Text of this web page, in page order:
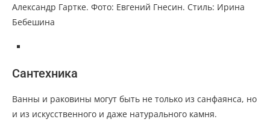
Александр Гартке. Фото: Евгений Гнесин. Стиль: Ирина
Бебешина
Сантехника
Ванны и раковины могут быть не только из санфаянса, но
и из искусственного и даже натурального камня.